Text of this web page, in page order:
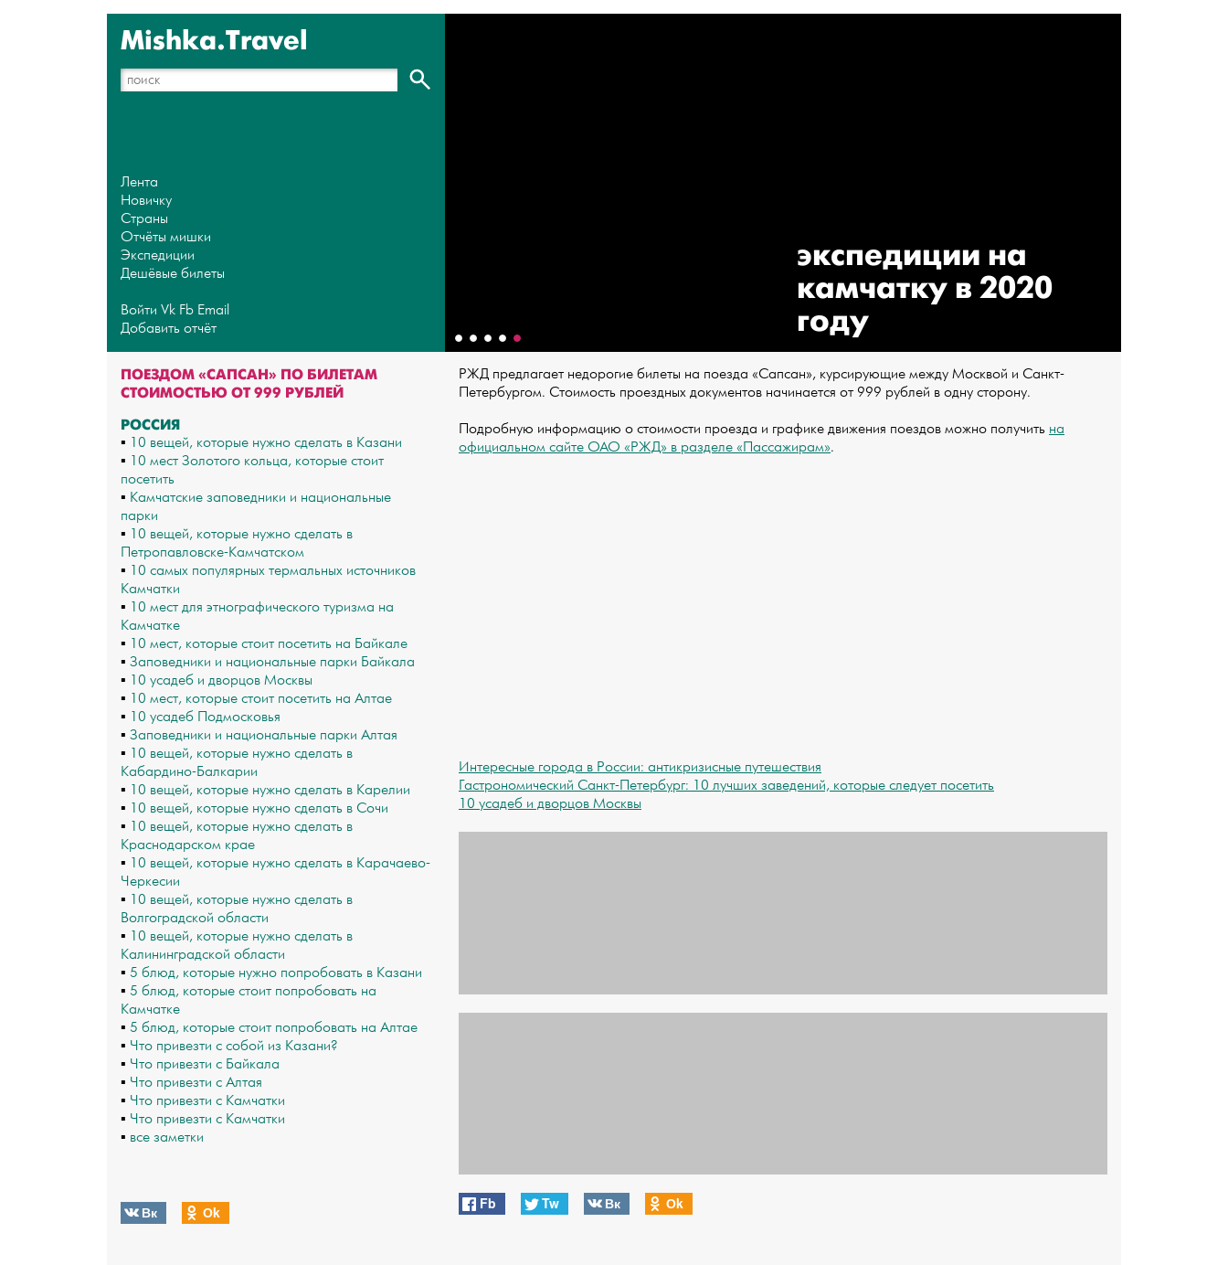
Mishka.Travel
Лента
Новичку
Страны
Отчёты мишки
Экспедиции
Дешёвые билеты
Войти Vk Fb Email
Добавить отчёт
экспедиции на
камчатку в 2020
году
ПОЕЗДОМ «САПСАН» ПО БИЛЕТАМ
СТОИМОСТЬЮ ОТ 999 РУБЛЕЙ
РОССИЯ
▪ 10 вещей, которые нужно сделать в Казани
▪ 10 мест Золотого кольца, которые стоит
посетить
▪ Камчатские заповедники и национальные
парки
▪ 10 вещей, которые нужно сделать в
Петропавловске-Камчатском
▪ 10 самых популярных термальных источников
Камчатки
▪ 10 мест для этнографического туризма на
Камчатке
▪ 10 мест, которые стоит посетить на Байкале
▪ Заповедники и национальные парки Байкала
▪ 10 усадеб и дворцов Москвы
▪ 10 мест, которые стоит посетить на Алтае
▪ 10 усадеб Подмосковья
▪ Заповедники и национальные парки Алтая
▪ 10 вещей, которые нужно сделать в
Кабардино-Балкарии
▪ 10 вещей, которые нужно сделать в Карелии
▪ 10 вещей, которые нужно сделать в Сочи
▪ 10 вещей, которые нужно сделать в
Краснодарском крае
▪ 10 вещей, которые нужно сделать в Карачаево-
Черкесии
▪ 10 вещей, которые нужно сделать в
Волгоградской области
▪ 10 вещей, которые нужно сделать в
Калининградской области
▪ 5 блюд, которые нужно попробовать в Казани
▪ 5 блюд, которые стоит попробовать на
Камчатке
▪ 5 блюд, которые стоит попробовать на Алтае
▪ Что привезти с собой из Казани?
▪ Что привезти с Байкала
▪ Что привезти с Алтая
▪ Что привезти с Камчатки
▪ Что привезти с Камчатки
▪ все заметки
Вк Оk
РЖД предлагает недорогие билеты на поезда «Сапсан», курсирующие между Москвой и Санкт-
Петербургом. Стоимость проездных документов начинается от 999 рублей в одну сторону.
Подробную информацию о стоимости проезда и графике движения поездов можно получить на
официальном сайте ОАО «РЖД» в разделе «Пассажирам».
Интересные города в России: антикризисные путешествия
Гастрономический Санкт-Петербург: 10 лучших заведений, которые следует посетить
10 усадеб и дворцов Москвы
Fb Tw Вк Оk